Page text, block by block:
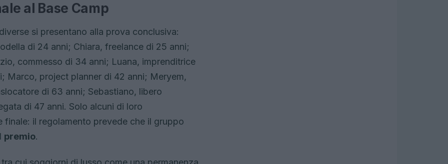
al Base Camp
si presentano alla prova conclusiva:
di 24 anni; Chiara, freelance di 25 anni;
commesso di 34 anni; Luana, imprenditrice
Marco, project planner di 42 anni; Meryem,
di 63 anni; Sebastiano, libero
di 47 anni. Solo alcuni di loro
il regolamento prevede che il gruppo
premio.